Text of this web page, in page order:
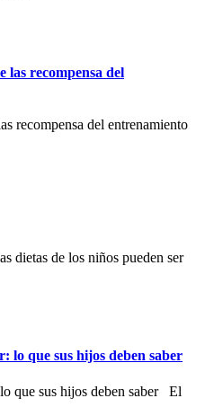
las recompensa del
recompensa del entrenamiento
dietas de los niños pueden ser
lo que sus hijos deben saber
que sus hijos deben saber El